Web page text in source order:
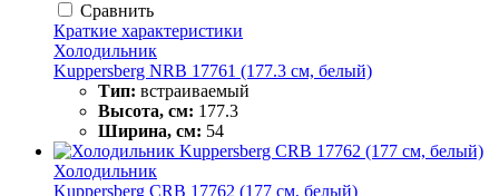
Сравнить
Краткие характеристики
Холодильник
Kuppersberg NRB 17761 (177.3 см, белый)
Тип: встраиваемый
Высота, см: 177.3
Ширина, см: 54
Холодильник
Kuppersberg CRB 17762 (177 см, белый)